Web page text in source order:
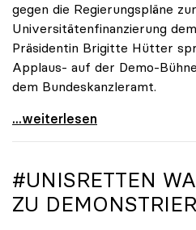
gegen die Regierungspläne
Universitätenfinanzierung
Präsidentin Brigitte Hütter
Applaus- auf der Demo-
dem Bundeskanzleramt.
\"Wir nehmen es nicht hin\":
...weiterlesen
#UNISRETTEN
ZU